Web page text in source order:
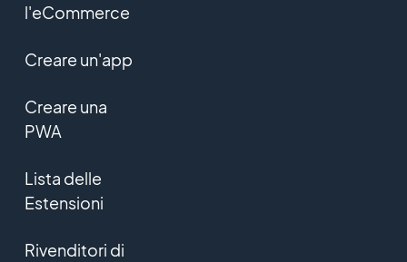
l'eCommerce
Creare un'app
Creare una
PWA
Lista delle
Estensioni
Rivenditori di